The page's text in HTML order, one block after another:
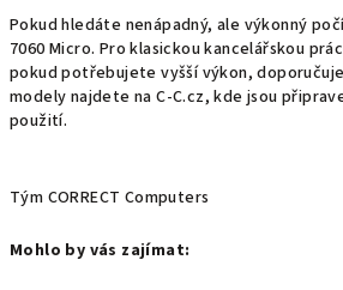
Pokud hledáte nenápadný, ale výkonný
7060 Micro. Pro klasickou kancelářskou
pokud potřebujete vyšší výkon,
modely najdete naC‑C.cz, kde jsou
použití.
Tým CORRECT Computers
Mohlo by vás zajímat: